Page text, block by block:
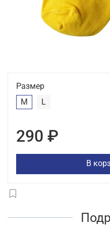
Размер
M
L
290 ₽
В